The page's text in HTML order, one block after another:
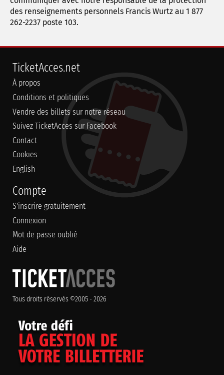
des renseignements personnels Francis Wurtz au 1 877
262-2237 poste 103.
TicketAcces.net
À propos
Conditions et politiques
Vendre des billets sur notre réseau
Suivez TicketAcces sur Facebook
Contact
Cookies
English
Compte
S'inscrire gratuitement
Connexion
Mot de passe oublié
Aide
Tous droits réservés ©2005 - 2026